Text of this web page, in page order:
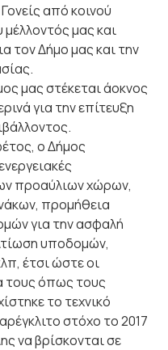
από κοινού
μέλλοντός μας και
τον Δήμο μας και την
μας στέκεται άοκνος
για την επίτευξη
ο Δήμος
προαύλιων χώρων,
προμήθεια
για την ασφαλή
υποδομών,
έτσι ώστε οι
τους όπως τους
το τεχνικό
στόχο το 2017
να βρίσκονται σε